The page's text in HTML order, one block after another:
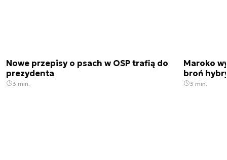
Nowe przepisy o psach w OSP trafią do
prezydenta
3 min.
Maroko
broń
3 min.